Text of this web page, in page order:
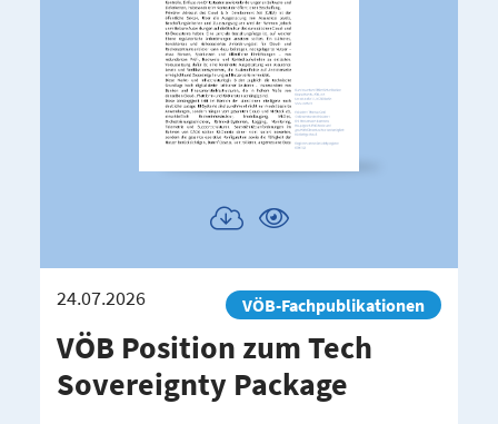
Publikation
Publikation
24.07.2026 VÖB-Fachpublikationen
VÖB Position zum Tech
Sover­eignty Package